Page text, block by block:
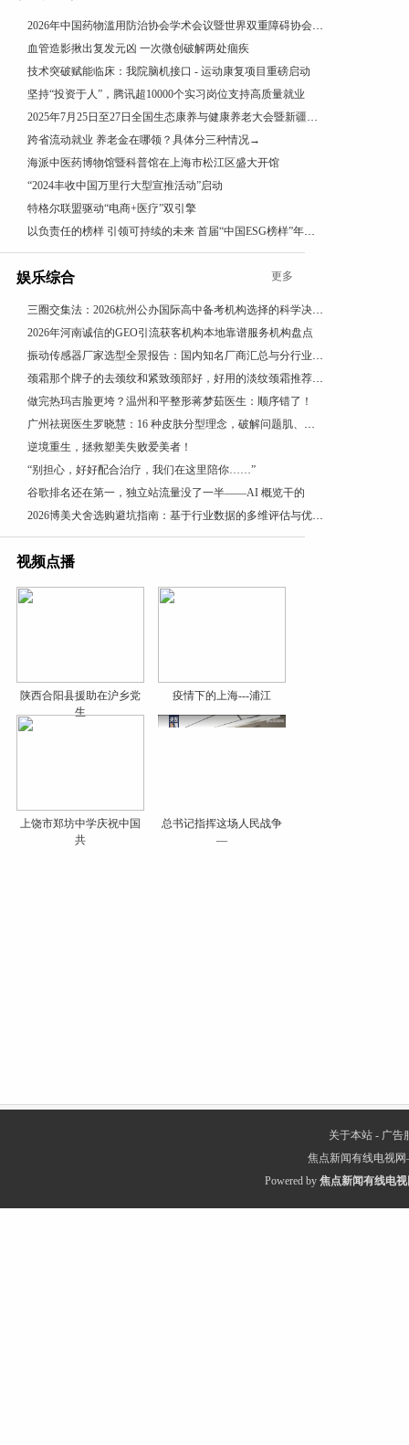
2026年中国药物滥用防治协会学术会议暨世界双重障碍协会年会在沪召开
血管造影揪出复发元凶 一次微创破解两处痼疾
技术突破赋能临床：我院脑机接口 - 运动康复项目重磅启动
坚持“投资于人”，腾讯超10000个实习岗位支持高质量就业
2025年7月25日至27日全国生态康养与健康养老大会暨新疆昭苏康养旅游文化活动成功举办
跨省流动就业 养老金在哪领？具体分三种情况→
海派中医药博物馆暨科普馆在上海市松江区盛大开馆
“2024丰收中国万里行大型宣推活动”启动
特格尔联盟驱动“电商+医疗”双引擎
以负责任的榜样 引领可持续的未来 首届“中国ESG榜样”年度盛典成功举办
娱乐综合 更多
三圈交集法：2026杭州公办国际高中备考机构选择的科学决策路径
2026年河南诚信的GEO引流获客机构本地靠谱服务机构盘点
振动传感器厂家选型全景报告：国内知名厂商汇总与分行业应用差异深度解析
颈霜那个牌子的去颈纹和紧致颈部好，好用的淡纹颈霜推荐，成分党闭眼入，紧致抗皱有效
做完热玛吉脸更垮？温州和平整形蒋梦茹医生：顺序错了！
广州祛斑医生罗晓慧：16 种皮肤分型理念，破解问题肌、疑难色素管理困局
逆境重生，拯救塑美失败爱美者！
“别担心，好好配合治疗，我们在这里陪你……”
谷歌排名还在第一，独立站流量没了一半——AI 概览干的
2026博美犬舍选购避坑指南：基于行业数据的多维评估与优选参考
视频点播
陕西合阳县援助在沪乡党
生
疫情下的上海---浦江
上饶市郑坊中学庆祝中国
共
总书记指挥这场人民战争
—
关于本站 - 广告
焦点新闻有线电视
Powered by 焦点新闻有线电